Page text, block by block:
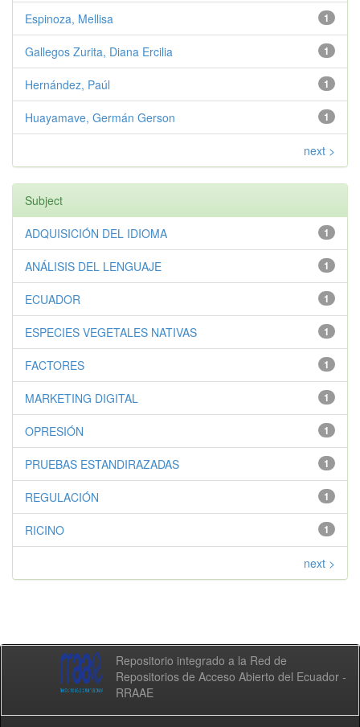
1
Espinoza, Mellisa
1
Gallegos Zurita, Diana Ercilia
1
Hernández, Paúl
1
Huayamave, Germán Gerson
next >
Subject
1
ADQUISICIÓN DEL IDIOMA
1
ANÁLISIS DEL LENGUAJE
1
ECUADOR
1
ESPECIES VEGETALES NATIVAS
1
FACTORES
1
MARKETING DIGITAL
1
OPRESIÓN
1
PRUEBAS ESTANDIRAZADAS
1
REGULACIÓN
1
RICINO
next >
Repositorio integrado a la Red de
Repositorios de Acceso Abierto del Ecuador -
RRAAE